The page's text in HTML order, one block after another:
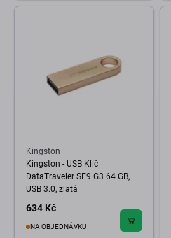
Kingston
Kingston - USB Klíč
DataTraveler SE9 G3 64 GB,
USB 3.0, zlatá
634 Kč
NA OBJEDNÁVKU